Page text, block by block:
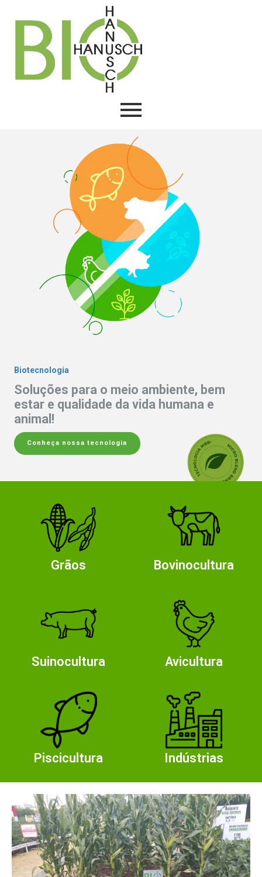
Biotecnologia
Soluções para o meio ambiente, bem
estar e qualidade da vida humana e
animal!
Conheça nossa tecnologia
Grãos Bovinocultura
Suinocultura Avicultura
Piscicultura Indústrias